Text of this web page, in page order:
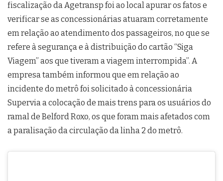
fiscalização da Agetransp foi ao local apurar os fatos e
verificar se as concessionárias atuaram corretamente
em relação ao atendimento dos passageiros, no que se
refere à segurança e à distribuição do cartão “Siga
Viagem” aos que tiveram a viagem interrompida”. A
empresa também informou que em relação ao
incidente do metrô foi solicitado à concessionária
Supervia a colocação de mais trens para os usuários do
ramal de Belford Roxo, os que foram mais afetados com
a paralisação da circulação da linha 2 do metrô.